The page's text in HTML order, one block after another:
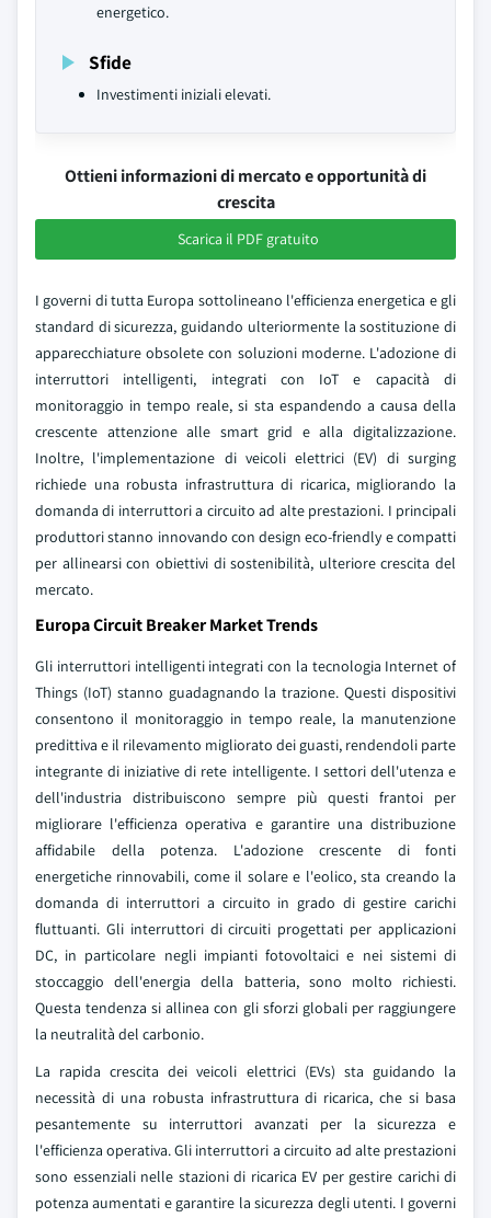
energetico.
Sfide
Investimenti iniziali elevati.
Ottieni informazioni di mercato e opportunità di
crescita
Scarica il PDF gratuito
I governi di tutta Europa sottolineano l'efficienza energetica e gli
standard di sicurezza, guidando ulteriormente la sostituzione di
apparecchiature obsolete con soluzioni moderne. L'adozione di
interruttori intelligenti, integrati con IoT e capacità di
monitoraggio in tempo reale, si sta espandendo a causa della
crescente attenzione alle smart grid e alla digitalizzazione.
Inoltre, l'implementazione di veicoli elettrici (EV) di surging
richiede una robusta infrastruttura di ricarica, migliorando la
domanda di interruttori a circuito ad alte prestazioni. I principali
produttori stanno innovando con design eco-friendly e compatti
per allinearsi con obiettivi di sostenibilità, ulteriore crescita del
mercato.
Europa Circuit Breaker Market Trends
Gli interruttori intelligenti integrati con la tecnologia Internet of
Things (IoT) stanno guadagnando la trazione. Questi dispositivi
consentono il monitoraggio in tempo reale, la manutenzione
predittiva e il rilevamento migliorato dei guasti, rendendoli parte
integrante di iniziative di rete intelligente. I settori dell'utenza e
dell'industria distribuiscono sempre più questi frantoi per
migliorare l'efficienza operativa e garantire una distribuzione
affidabile della potenza. L'adozione crescente di fonti
energetiche rinnovabili, come il solare e l'eolico, sta creando la
domanda di interruttori a circuito in grado di gestire carichi
fluttuanti. Gli interruttori di circuiti progettati per applicazioni
DC, in particolare negli impianti fotovoltaici e nei sistemi di
stoccaggio dell'energia della batteria, sono molto richiesti.
Questa tendenza si allinea con gli sforzi globali per raggiungere
la neutralità del carbonio.
La rapida crescita dei veicoli elettrici (EVs) sta guidando la
necessità di una robusta infrastruttura di ricarica, che si basa
pesantemente su interruttori avanzati per la sicurezza e
l'efficienza operativa. Gli interruttori a circuito ad alte prestazioni
sono essenziali nelle stazioni di ricarica EV per gestire carichi di
potenza aumentati e garantire la sicurezza degli utenti. I governi